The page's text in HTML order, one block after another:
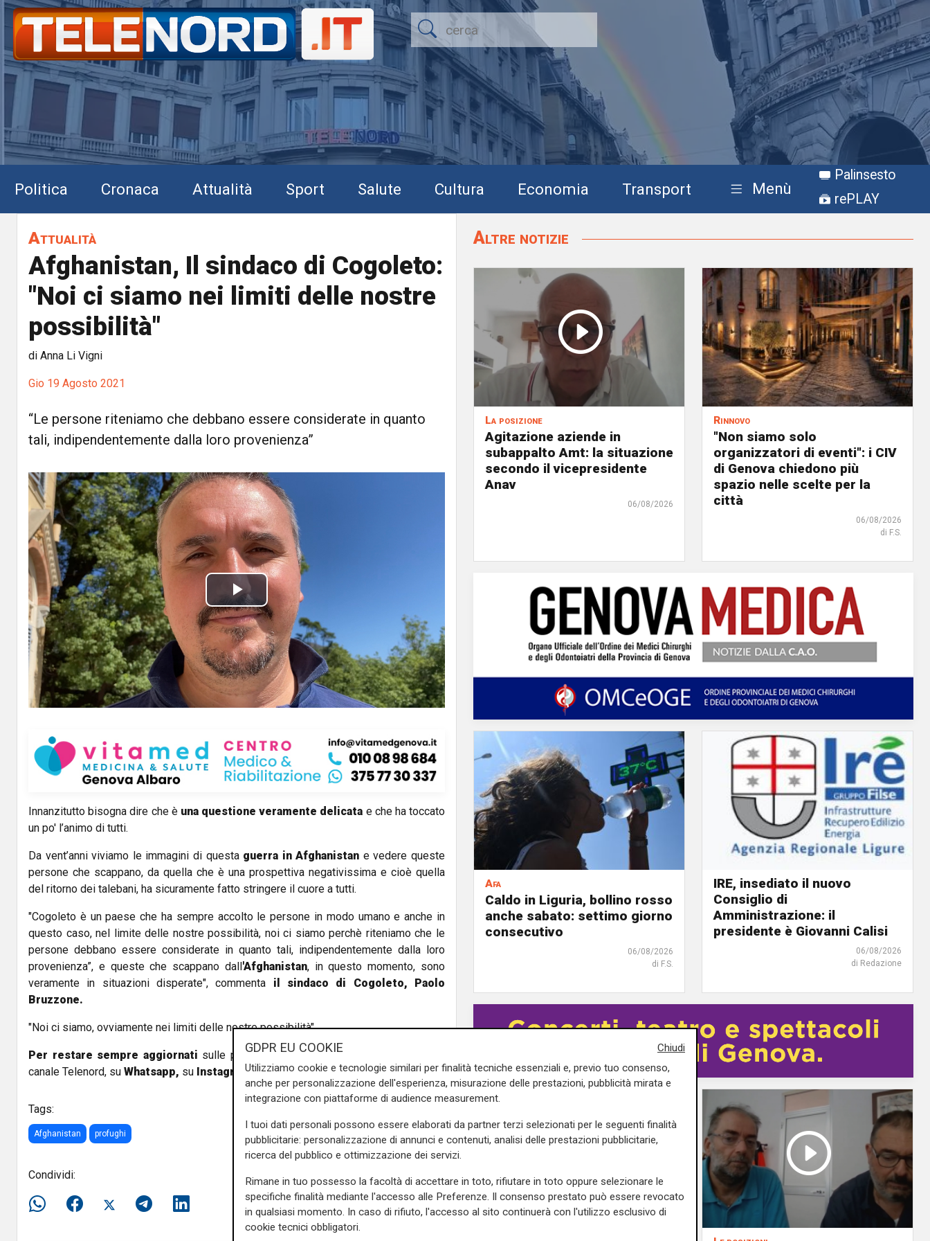
Politica Cronaca Attualità Sport Salute Cultura Economia Transport Menù
Palinsesto
rePLAY
Attualità
Afghanistan, Il sindaco di Cogoleto:
"Noi ci siamo nei limiti delle nostre
possibilità"
di Anna Li Vigni
Gio 19 Agosto 2021
“Le persone riteniamo che debbano essere considerate in quanto
tali, indipendentemente dalla loro provenienza”
P
l
a
y
i
o
Innanzitutto bisogna dire che è una questione veramente delicata e che ha toccato
un po' l’animo di tutti.
Da vent’anni viviamo le immagini di questa guerra in Afghanistan e vedere queste
persone che scappano, da quella che è una prospettiva negativissima e cioè quella
del ritorno dei talebani, ha sicuramente fatto stringere il cuore a tutti.
"Cogoleto è un paese che ha sempre accolto le persone in modo umano e anche in
questo caso, nel limite delle nostre possibilità, noi ci siamo perchè riteniamo che le
persone debbano essere considerate in quanto tali, indipendentemente dalla loro
provenienza”, e queste che scappano dall'Afghanistan, in questo momento, sono
veramente in situazioni disperate", commenta il sindaco di Cogoleto, Paolo
Bruzzone.
"Noi ci siamo, ovviamente nei limiti delle nostre possibilità".
Per restare sempre aggiornati sulle principali notizie sulla Liguria seguiteci sul
canale Telenord, su Whatsapp, su Instagram,suYoutubee suFacebook.
Tags:
Afghanistan profughi
Condividi:
Altre notizie
La posizione
Agitazione aziende in
subappalto Amt: la situazione
secondo il vicepresidente
Anav
06/08/2026
Rinnovo
"Non siamo solo
organizzatori di eventi": i CIV
di Genova chiedono più
spazio nelle scelte per la
città
06/08/2026
di F.S.
Afa
Caldo in Liguria, bollino rosso
anche sabato: settimo giorno
consecutivo
06/08/2026
di F.S.
IRE, insediato il nuovo
Consiglio di
Amministrazione: il
presidente è Giovanni Calisi
06/08/2026
di Redazione
Chiudi
GDPR EU COOKIE
Utilizziamo cookie e tecnologie similari per finalità tecniche essenziali e, previo tuo consenso,
anche per personalizzazione dell'esperienza, misurazione delle prestazioni, pubblicità mirata e
integrazione con piattaforme di audience measurement.
I tuoi dati personali possono essere elaborati da partner terzi selezionati per le seguenti finalità
pubblicitarie: personalizzazione di annunci e contenuti, analisi delle prestazioni pubblicitarie,
ricerca del pubblico e ottimizzazione dei servizi.
Rimane in tuo possesso la facoltà di accettare in toto, rifiutare in toto oppure selezionare le
specifiche finalità mediante l'accesso alle Preferenze. Il consenso prestato può essere revocato
in qualsiasi momento. In caso di rifiuto, l'accesso al sito continuerà con l'utilizzo esclusivo di
cookie tecnici obbligatori.